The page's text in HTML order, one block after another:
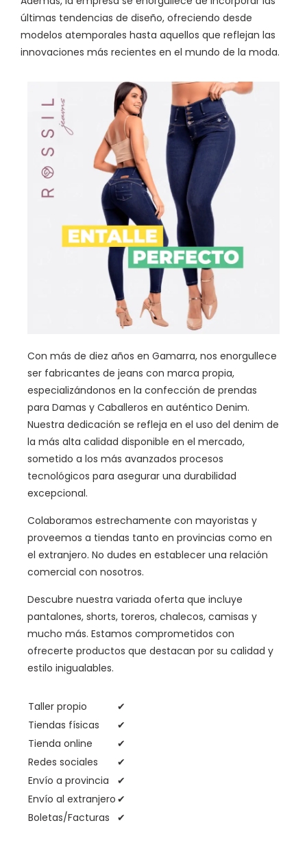
últimas tendencias de diseño, ofreciendo desde
modelos atemporales hasta aquellos que reflejan las
innovaciones más recientes en el mundo de la moda.
Con más de diez años en Gamarra, nos enorgullece
ser fabricantes de jeans con marca propia,
especializándonos en la confección de prendas
para Damas y Caballeros en auténtico Denim.
Nuestra dedicación se refleja en el uso del denim de
la más alta calidad disponible en el mercado,
sometido a los más avanzados procesos
tecnológicos para asegurar una durabilidad
excepcional.
Colaboramos estrechamente con mayoristas y
proveemos a tiendas tanto en provincias como en
el extranjero. No dudes en establecer una relación
comercial con nosotros.
Descubre nuestra variada oferta que incluye
pantalones, shorts, toreros, chalecos, camisas y
mucho más. Estamos comprometidos con
ofrecerte productos que destacan por su calidad y
estilo inigualables.
Taller propio
✔
Tiendas físicas
✔
Tienda online
✔
Redes sociales
✔
Envío a provincia
✔
Envío al extranjero ✔
Boletas/Facturas
✔